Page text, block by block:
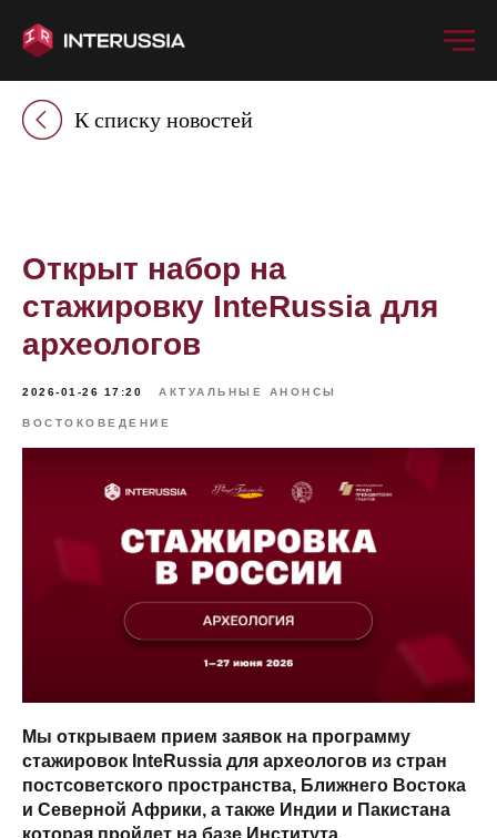
К списку новостей
Открыт набор на
стажировку InteRussia для
археологов
2026-01-26 17:20 АКТУАЛЬНЫЕ АНОНСЫ
ВОСТОКОВЕДЕНИЕ
Мы открываем прием заявок на программу
стажировок InteRussia для археологов из стран
постсоветского пространства, Ближнего Востока
и Северной Африки, а также Индии и Пакистана
которая пройдет на базе Института